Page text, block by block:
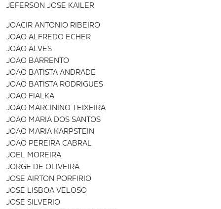
JEFERSON JOSE KAILER
JOACIR ANTONIO RIBEIRO
JOAO ALFREDO ECHER
JOAO ALVES
JOAO BARRENTO
JOAO BATISTA ANDRADE
JOAO BATISTA RODRIGUES
JOAO FIALKA
JOAO MARCININO TEIXEIRA
JOAO MARIA DOS SANTOS
JOAO MARIA KARPSTEIN
JOAO PEREIRA CABRAL
JOEL MOREIRA
JORGE DE OLIVEIRA
JOSE AIRTON PORFIRIO
JOSE LISBOA VELOSO
JOSE SILVERIO